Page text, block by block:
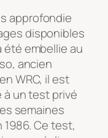
approfondie
disponibles
embellie au
ancien
WRC, il est
à un test privé
semaines
1986. Ce test,